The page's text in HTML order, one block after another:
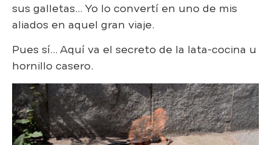
sus galletas… Yo lo convertí en uno de mis
aliados en aquel gran viaje.
Pues sí… Aquí va el secreto de la lata-cocina u
hornillo casero.